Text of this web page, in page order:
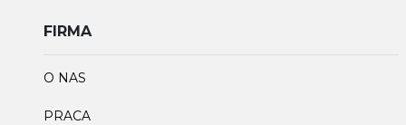
FIRMA
O NAS
PRACA